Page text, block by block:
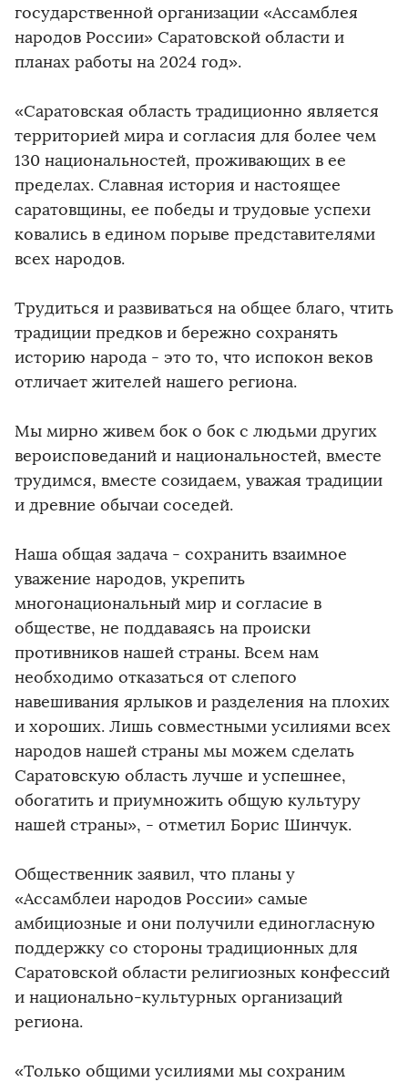
государственной организации «Ассамблея
народов России» Саратовской области и
планах работы на 2024 год».
«Саратовская область традиционно является
территорией мира и согласия для более чем
130 национальностей, проживающих в ее
пределах. Славная история и настоящее
саратовщины, ее победы и трудовые успехи
ковались в едином порыве представителями
всех народов.
Трудиться и развиваться на общее благо, чтить
традиции предков и бережно сохранять
историю народа - это то, что испокон веков
отличает жителей нашего региона.
Мы мирно живем бок о бок с людьми других
вероисповеданий и национальностей, вместе
трудимся, вместе созидаем, уважая традиции
и древние обычаи соседей.
Наша общая задача - сохранить взаимное
уважение народов, укрепить
многонациональный мир и согласие в
обществе, не поддаваясь на происки
противников нашей страны. Всем нам
необходимо отказаться от слепого
навешивания ярлыков и разделения на плохих
и хороших. Лишь совместными усилиями всех
народов нашей страны мы можем сделать
Саратовскую область лучше и успешнее,
обогатить и приумножить общую культуру
нашей страны», - отметил Борис Шинчук.
Общественник заявил, что планы у
«Ассамблеи народов России» самые
амбициозные и они получили единогласную
поддержку со стороны традиционных для
Саратовской области религиозных конфессий
и национально-культурных организаций
региона.
«Только общими усилиями мы сохраним